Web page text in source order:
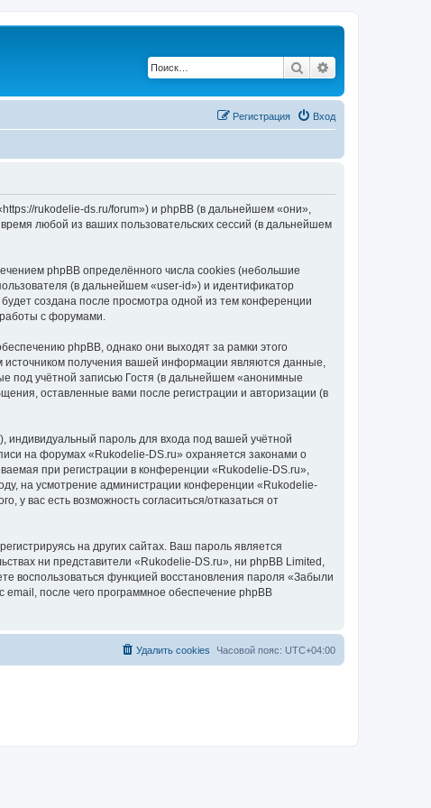
Поиск
Вход
Регистрация
rukodelie-ds.ru/forum») и phpBB (в дальнейшем «они»,
любой из ваших пользовательских сессий (в дальнейшем
phpBB определённого числа cookies (небольшие
(в дальнейшем «user-id») и идентификатор
создана после просмотра одной из тем конференции
с форумами.
phpBB, однако они выходят за рамки этого
получения вашей информации являются данные,
под учётной записью Гостя (в дальнейшем «анонимные
оставленные вами после регистрации и авторизации (в
пароль для входа под вашей учётной
на форумах «Rukodelie-DS.ru» охраняется законами о
при регистрации в конференции «Rukodelie-DS.ru»,
на усмотрение администрации конференции «Rukodelie-
у вас есть возможность согласиться/отказаться от
на других сайтах. Ваш пароль является
ни представители «Rukodelie-DS.ru», ни phpBB Limited,
воспользоваться функцией восстановления пароля «Забыли
после чего программное обеспечение phpBB
Часовой пояс: UTC+04:00
Удалить cookies